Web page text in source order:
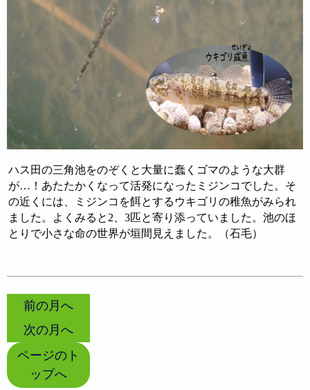
ハス田の三角池をのぞくと大量に蠢くゴマのような大群
が…！あたたかくなって活発になったミジンコでした。そ
の近くには、ミジンコを餌とするウキゴリの稚魚がみられ
ました。よくみると2、3匹と寄り添っていました。池のほ
とりで小さな命の世界が垣間見えました。（石毛）
前の月へ
次の月へ
ページのト
ップへ